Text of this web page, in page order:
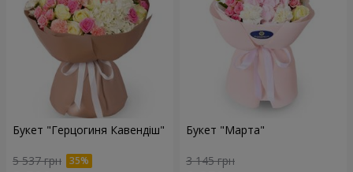
Букет "Герцогиня Кавендіш"
5 537 грн
Букет "Марта"
3 145 грн